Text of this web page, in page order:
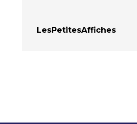
LesPetitesAffiches